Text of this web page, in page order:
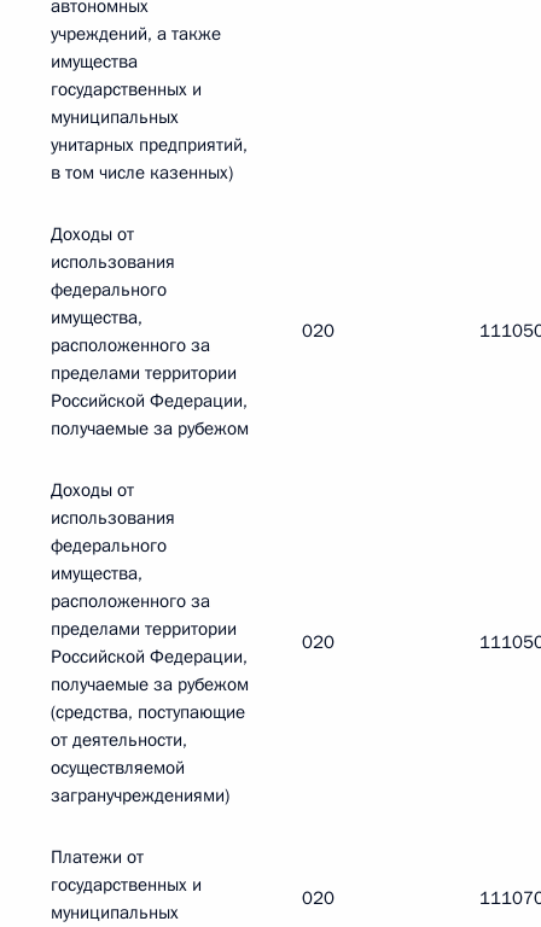
автономных
учреждений, а также
имущества
государственных и
муниципальных
унитарных предприятий,
в том числе казенных)
Доходы от
использования
федерального
имущества,
расположенного за
пределами территории
Российской Федерации,
получаемые за рубежом
020
Доходы от
использования
федерального
имущества,
расположенного за
пределами территории
Российской Федерации,
получаемые за рубежом
(средства, поступающие
от деятельности,
осуществляемой
загранучреждениями)
020
Платежи от
государственных и
муниципальных
020